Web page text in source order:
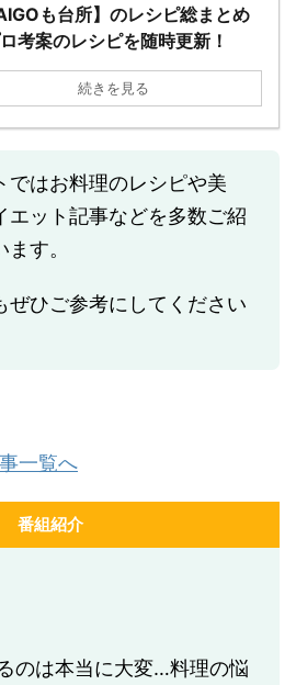
も台所】のレシピ総まとめ
ロ考案のレシピを随時更新！
続きを見る
ではお料理のレシピや美
エット記事などを多数ご紹
す。
ぜひご参考にしてください
一覧へ
番組紹介
のは本当に大変…料理の悩